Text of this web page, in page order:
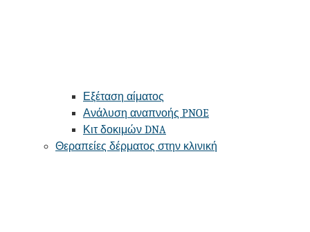
Εξέταση αίματος
Ανάλυση αναπνοής PNOE
Κιτ δοκιμών DNA
Θεραπείες δέρματος στην κλινική